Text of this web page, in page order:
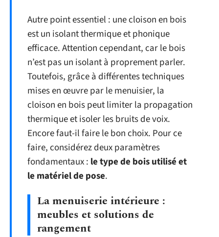
Autre point essentiel : une cloison en bois
est un isolant thermique et phonique
efficace. Attention cependant, car le bois
n’est pas un isolant à proprement parler.
Toutefois, grâce à différentes techniques
mises en œuvre par le menuisier, la
cloison en bois peut limiter la propagation
thermique et isoler les bruits de voix.
Encore faut-il faire le bon choix. Pour ce
faire, considérez deux paramètres
fondamentaux : le type de bois utilisé et
le matériel de pose.
La menuiserie intérieure :
meubles et solutions de
rangement